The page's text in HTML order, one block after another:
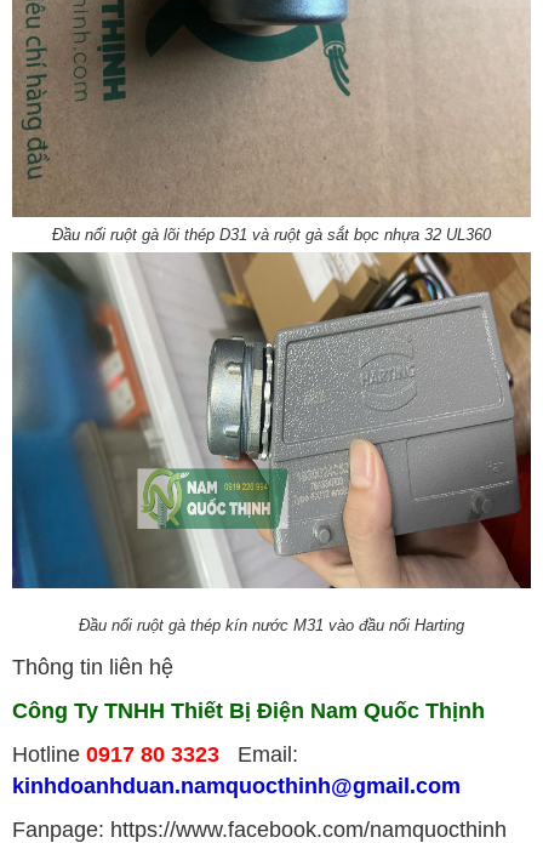
Đầu nối ruột gà lõi thép D31 và ruột gà sắt bọc nhựa 32 UL360​
Đầu nối ruột gà thép kín nước M31 vào đầu nối Harting
Thông tin liên hệ
Công Ty TNHH Thiết Bị Điện Nam Quốc Thịnh
Hotline 0917 80 3323 Email:
kinhdoanhduan.namquocthinh@gmail.com
Fanpage: https://www.facebook.com/namquocthinh